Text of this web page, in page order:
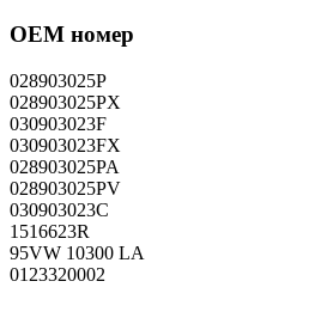
OEM номер
028903025P
028903025PX
030903023F
030903023FX
028903025PA
028903025PV
030903023C
1516623R
95VW 10300 LA
0123320002